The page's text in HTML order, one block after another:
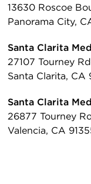
13630 Roscoe
Panorama City,
Santa Clarita
27107 Tourney
Santa Clarita, CA
Santa Clarita
26877 Tourney
Valencia, CA